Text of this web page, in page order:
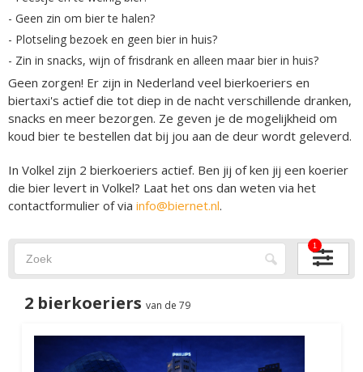
- Geen zin om bier te halen?
- Plotseling bezoek en geen bier in huis?
- Zin in snacks, wijn of frisdrank en alleen maar bier in huis?
Geen zorgen! Er zijn in Nederland veel bierkoeriers en
biertaxi's actief die tot diep in de nacht verschillende dranken,
snacks en meer bezorgen. Ze geven je de mogelijkheid om
koud bier te bestellen dat bij jou aan de deur wordt geleverd.
In Volkel zijn 2 bierkoeriers actief. Ben jij of ken jij een koerier
die bier levert in Volkel? Laat het ons dan weten via het
contactformulier of via info@biernet.nl.
1
2 bierkoeriers van de 79